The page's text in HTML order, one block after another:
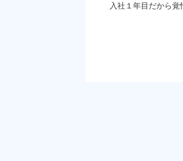
入社１年目だから